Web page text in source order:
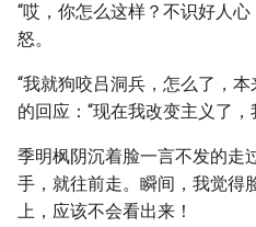
“哎，你怎么这样？不识好人
怒。
“我就狗咬吕洞兵，怎么了，
的回应：“现在我改变主义了
季明枫阴沉着脸一言不发的走
手，就往前走。瞬间，我觉得
上，应该不会看出来！